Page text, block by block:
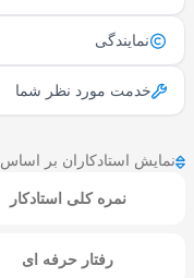
نمایندگی
خدمت مورد نظر شما
نمایش استادکاران بر اساس
نمره کلی استادکار
رفتار حرفه ای